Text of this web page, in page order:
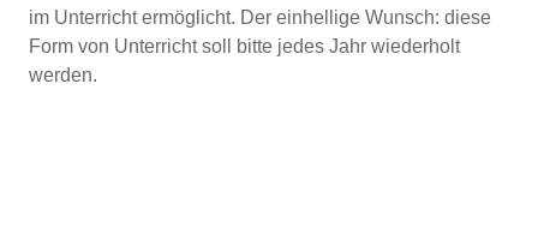
im Unterricht ermöglicht. Der einhellige Wunsch: diese
Form von Unterricht soll bitte jedes Jahr wiederholt
werden.